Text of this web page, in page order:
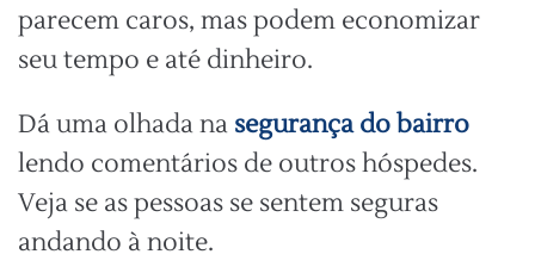
parecem caros, mas podem economizar
seu tempo e até dinheiro.
Dá uma olhada na segurança do bairro
lendo comentários de outros hóspedes.
Veja se as pessoas se sentem seguras
andando à noite.